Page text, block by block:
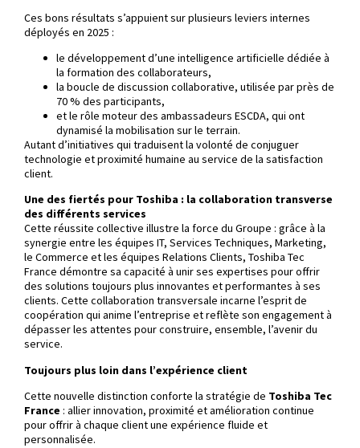
Ces bons résultats s’appuient sur plusieurs leviers internes
déployés en 2025 :
le développement d’une intelligence artificielle dédiée à
la formation des collaborateurs,
la boucle de discussion collaborative, utilisée par près de
70 % des participants,
et le rôle moteur des ambassadeurs ESCDA, qui ont
dynamisé la mobilisation sur le terrain.
Autant d’initiatives qui traduisent la volonté de conjuguer
technologie et proximité humaine au service de la satisfaction
client.
Une des fiertés pour Toshiba : la collaboration transverse
des différents services
Cette réussite collective illustre la force du Groupe : grâce à la
synergie entre les équipes IT, Services Techniques, Marketing,
le Commerce et les équipes Relations Clients, Toshiba Tec
France démontre sa capacité à unir ses expertises pour offrir
des solutions toujours plus innovantes et performantes à ses
clients. Cette collaboration transversale incarne l’esprit de
coopération qui anime l’entreprise et reflète son engagement à
dépasser les attentes pour construire, ensemble, l’avenir du
service.
Toujours plus loin dans l’expérience client
Cette nouvelle distinction conforte la stratégie de Toshiba Tec
France : allier innovation, proximité et amélioration continue
pour offrir à chaque client une expérience fluide et
personnalisée.